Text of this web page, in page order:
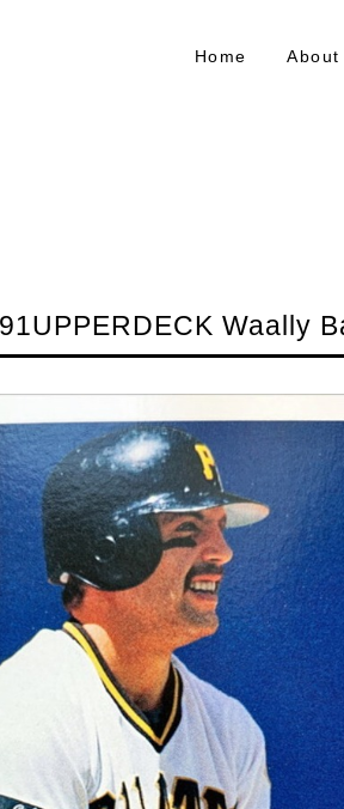
Home About
Waally